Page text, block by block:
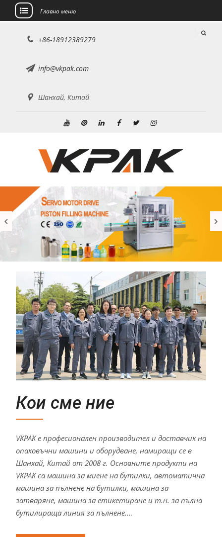
Главно меню
+86-18912389279
info@vkpak.com
Шанхай, Китай
Кои сме ние
VKPAK е професионален производител и доставчик на
опаковъчни машини и оборудване, намиращи се в
Шанхай, Китай от 2008 г. Основните продукти на
VKPAK са машина за миене на бутилки, автоматична
машина за пълнене на бутилки, машина за
затваряне, машина за етикетиране и т.н. за пълна
бутилираща линия за пълнене.…